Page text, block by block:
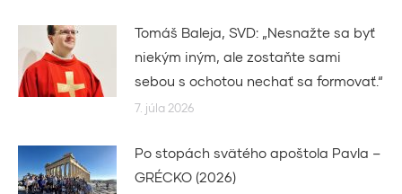
Tomáš Baleja, SVD: „Nesnažte sa byť
niekým iným, ale zostaňte sami
sebou s ochotou nechať sa formovať.“
7. júla 2026
Po stopách svätého apoštola Pavla –
GRÉCKO (2026)